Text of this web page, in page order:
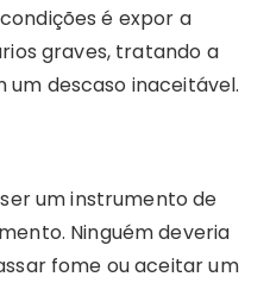
é expor a
graves, tratando a
descaso inaceitável.
um instrumento de
Ninguém deveria
fome ou aceitar um